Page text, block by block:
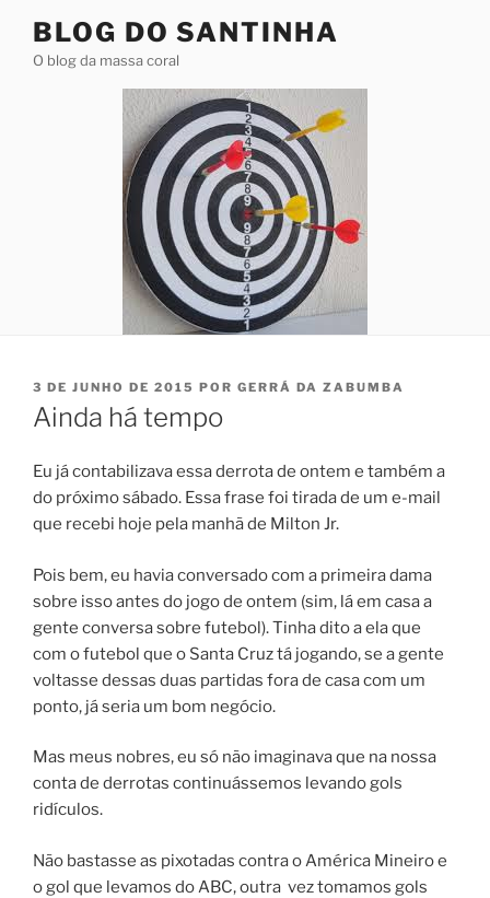
BLOG DO SANTINHA
O blog da massa coral
PUBLICADO
EM
3 DE JUNHO DE 2015 POR GERRÁ DA ZABUMBA
Ainda há tempo
Eu já contabilizava essa derrota de ontem e também a
do próximo sábado. Essa frase foi tirada de um e-mail
que recebi hoje pela manhã de Milton Jr.
Pois bem, eu havia conversado com a primeira dama
sobre isso antes do jogo de ontem (sim, lá em casa a
gente conversa sobre futebol). Tinha dito a ela que
com o futebol que o Santa Cruz tá jogando, se a gente
voltasse dessas duas partidas fora de casa com um
ponto, já seria um bom negócio.
Mas meus nobres, eu só não imaginava que na nossa
conta de derrotas continuássemos levando gols
ridículos.
Não bastasse as pixotadas contra o América Mineiro e
o gol que levamos do ABC, outra vez tomamos gols